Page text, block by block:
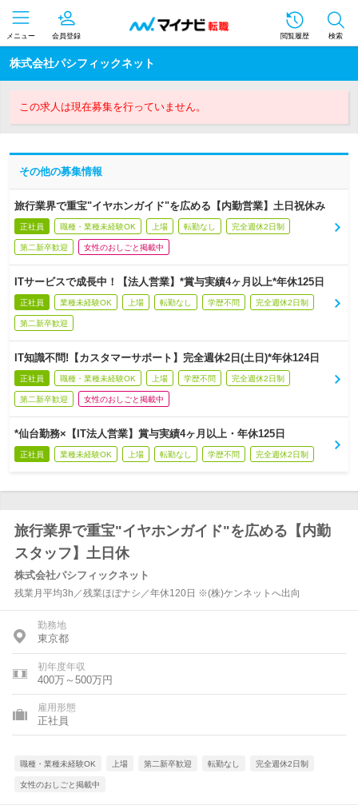
メニュー 会員登録 閲覧履歴 検索
株式会社パシフィックネット
この求人は現在募集を行っていません。
その他の募集情報
旅行業界で重宝"イヤホンガイド"を広める【内勤営業】土日祝休み
正社員 職種・業種未経験OK 上場 転勤なし 完全週休2日制
第二新卒歓迎 女性のおしごと掲載中
ITサービスで成長中！【法人営業】*賞与実績4ヶ月以上*年休125日
正社員 業種未経験OK 上場 転勤なし 学歴不問 完全週休2日制
第二新卒歓迎
IT知識不問!【カスタマーサポート】完全週休2日(土日)*年休124日
正社員 職種・業種未経験OK 上場 学歴不問 完全週休2日制
第二新卒歓迎 女性のおしごと掲載中
*仙台勤務×【IT法人営業】賞与実績4ヶ月以上・年休125日
正社員 業種未経験OK 上場 転勤なし 学歴不問 完全週休2日制
旅行業界で重宝"イヤホンガイド"を広める【内勤
スタッフ】土日休
株式会社パシフィックネット
残業月平均3h／残業ほぼナシ／年休120日 ※(株)ケンネットへ出向
勤務地
東京都
初年度年収
400万～500万円
雇用形態
正社員
職種・業種未経験OK 上場 第二新卒歓迎 転勤なし 完全週休2日制
女性のおしごと掲載中